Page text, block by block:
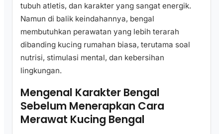
tubuh atletis, dan karakter yang sangat energik.
Namun di balik keindahannya, bengal
membutuhkan perawatan yang lebih terarah
dibanding kucing rumahan biasa, terutama soal
nutrisi, stimulasi mental, dan kebersihan
lingkungan.
Mengenal Karakter Bengal
Sebelum Menerapkan Cara
Merawat Kucing Bengal